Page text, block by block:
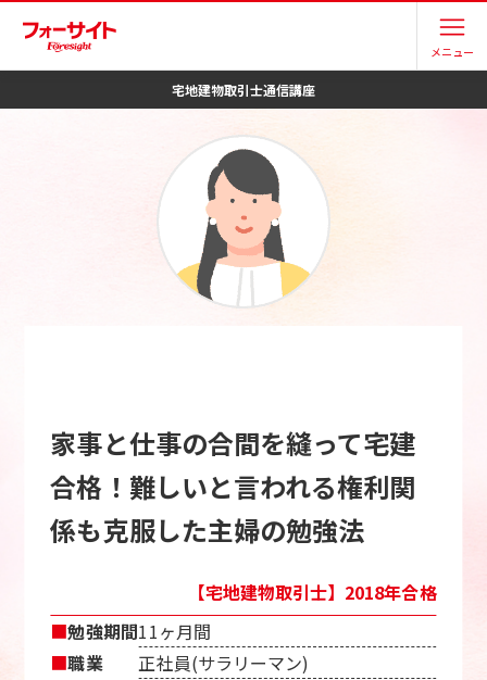
メニュー
宅地建物取引士通信講座
家事と仕事の合間を縫って宅建
合格！難しいと言われる権利関
係も克服した主婦の勉強法
【宅地建物取引士】2018年合格
■勉強期間11ヶ月間
■職業
正社員(サラリーマン)